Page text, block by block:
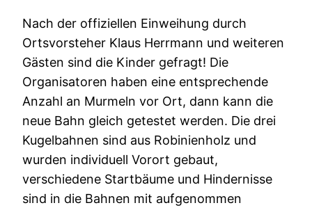
Nach der offiziellen Einweihung durch
Ortsvorsteher Klaus Herrmann und weiteren
Gästen sind die Kinder gefragt! Die
Organisatoren haben eine entsprechende
Anzahl an Murmeln vor Ort, dann kann die
neue Bahn gleich getestet werden. Die drei
Kugelbahnen sind aus Robinienholz und
wurden individuell Vorort gebaut,
verschiedene Startbäume und Hindernisse
sind in die Bahnen mit aufgenommen